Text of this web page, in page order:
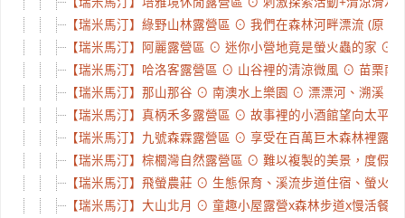
【瑞米馬汀】綠野山林露營區 ⊙ 我們在森林河畔漂流 (原
【瑞米馬汀】阿麗露營區 ⊙ 迷你小營地竟是螢火蟲的家 ⊙
【瑞米馬汀】哈洛客露營區 ⊙ 山谷裡的清涼微風 ⊙ 苗栗南
【瑞米馬汀】那山那谷 ⊙ 南澳水上樂園 ⊙ 漂漂河、溯溪、
【瑞米馬汀】真柄禾多露營區 ⊙ 故事裡的小酒館望向太平
【瑞米馬汀】九號森霖露營區 ⊙ 享受在百萬巨木森林裡露
【瑞米馬汀】棕櫚灣自然露營區 ⊙ 難以複製的美景，度假
【瑞米馬汀】飛螢農莊 ⊙ 生態保育、溪流步道住宿、螢火
【瑞米馬汀】大山北月 ⊙ 童趣小屋露營x森林步道x慢活餐